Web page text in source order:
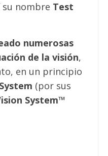
su nombre Test
numerosas
de la visión,
en un principio
(por sus
System™